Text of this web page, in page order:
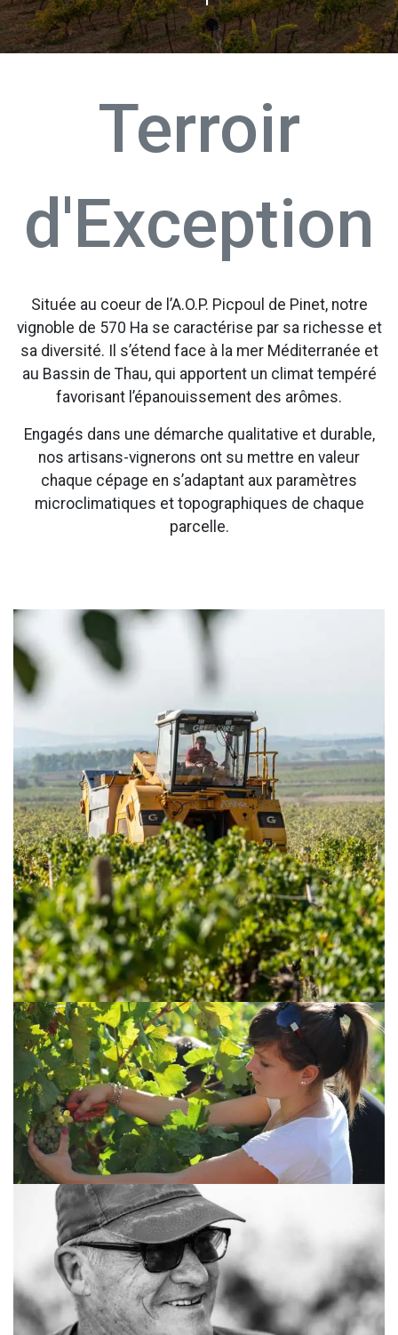
Terroir
d'Exception
Située au coeur de l’A.O.P. Picpoul de Pinet, notre
vignoble de 570 Ha se caractérise par sa richesse et
sa diversité. Il s’étend face à la mer Méditerranée et
au Bassin de Thau, qui apportent un climat tempéré
favorisant l’épanouissement des arômes.
Engagés dans une démarche qualitative et durable,
nos artisans-vignerons ont su mettre en valeur
chaque cépage en s’adaptant aux paramètres
microclimatiques et topographiques de chaque
parcelle.